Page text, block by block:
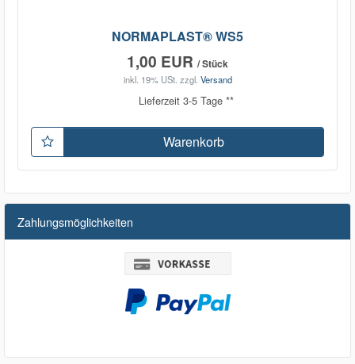
NORMAPLAST® WS5
1,00 EUR / Stück
inkl. 19% USt. zzgl. Versand
Lieferzeit 3-5 Tage **
Warenkorb
Zahlungsmöglichkeiten